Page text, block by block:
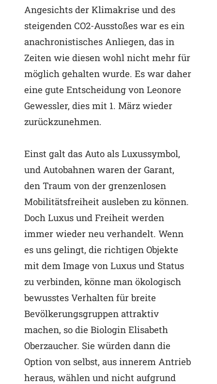
Angesichts der Klimakrise und des
steigenden CO2-Ausstoßes war es ein
anachronistisches Anliegen, das in
Zeiten wie diesen wohl nicht mehr für
möglich gehalten wurde. Es war daher
eine gute Entscheidung von Leonore
Gewessler, dies mit 1. März wieder
zurückzunehmen.
Einst galt das Auto als Luxussymbol,
und Autobahnen waren der Garant,
den Traum von der grenzenlosen
Mobilitätsfreiheit ausleben zu können.
Doch Luxus und Freiheit werden
immer wieder neu verhandelt. Wenn
es uns gelingt, die richtigen Objekte
mit dem Image von Luxus und Status
zu verbinden, könne man ökologisch
bewusstes Verhalten für breite
Bevölkerungsgruppen attraktiv
machen, so die Biologin Elisabeth
Oberzaucher. Sie würden dann die
Option von selbst, aus innerem Antrieb
heraus, wählen und nicht aufgrund